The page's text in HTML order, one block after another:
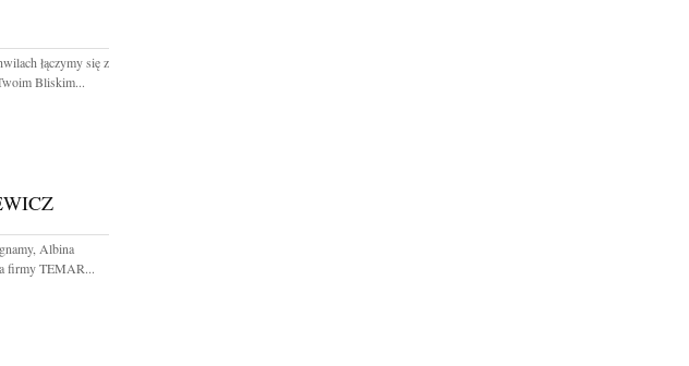
łączymy się z
Bliskim...
Albina
firmy TEMAR...